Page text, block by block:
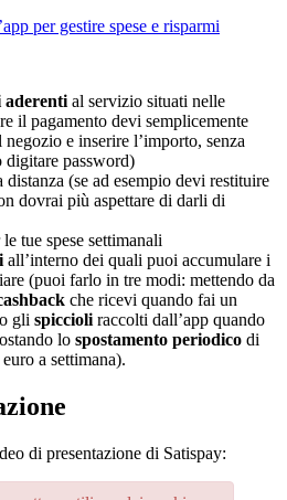
per gestire spese e risparmi
aderenti al servizio situati nelle
il pagamento devi semplicemente
e inserire l’importo, senza
digitare password)
distanza (se ad esempio devi restituire
dovrai più aspettare di darli di
tue spese settimanali
all’interno dei quali puoi accumulare i
(puoi farlo in tre modi: mettendo da
che ricevi quando fai un
gli spiccioli raccolti dall’app quando
lo spostamento periodico di
a settimana).
di presentazione di Satispay: